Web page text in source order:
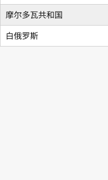
摩尔多瓦共和国
白俄罗斯